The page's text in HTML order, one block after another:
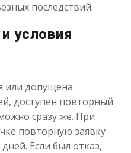
до ₽
от 5до 30 дня
последствий.
условия
или допущена
доступен повторный
сразу же. При
повторную заявку
Если был отказ,